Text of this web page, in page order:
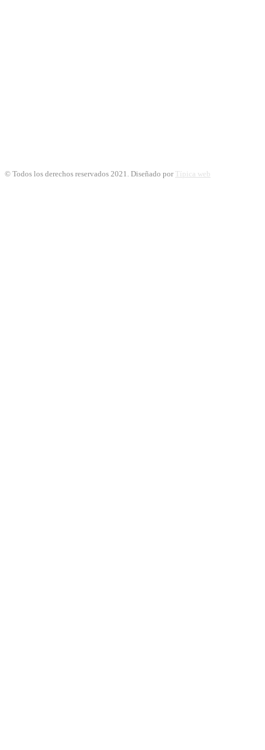
© Todos los derechos reservados 2021. Diseñado por Típica web